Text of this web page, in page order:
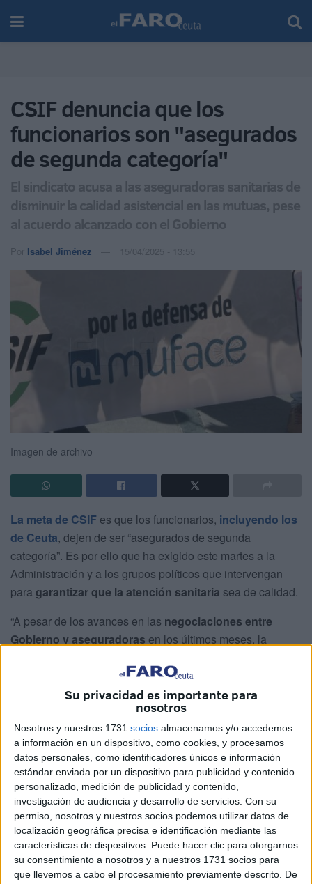
Su privacidad es importante para
nosotros
Nosotros y nuestros 1731 socios almacenamos y/o accedemos
a información en un dispositivo, como cookies, y procesamos
datos personales, como identificadores únicos e información
estándar enviada por un dispositivo para publicidad y contenido
personalizado, medición de publicidad y contenido,
investigación de audiencia y desarrollo de servicios. Con su
permiso, nosotros y nuestros socios podemos utilizar datos de
localización geográfica precisa e identificación mediante las
características de dispositivos. Puede hacer clic para otorgarnos
su consentimiento a nosotros y a nuestros 1731 socios para
que llevemos a cabo el procesamiento previamente descrito. De
CSIF denuncia que los
funcionarios son "asegurados
de segunda categoría"
El sindicato acusa a las aseguradoras sanitarias de
disminuir la calidad asistencial en las mutuas, pese
al acuerdo alcanzado con el Gobierno
Por Isabel Jiménez 15/04/2025 - 13:55
Imagen de archivo
La meta de CSIF es que los funcionarios, incluyendo los
de Ceuta, dejen de ser “asegurados de segunda
categoría”. Es por ello que ha exigido este martes a la
Administración y a los grupos políticos que intervengan
para garantizar que la atención sanitaria sea de calidad.
“A pesar de los avances en las negociaciones entre
Gobierno y aseguradoras en los últimos meses, la
siendo delicada, porque las aseguras no están
garantizando losniveles de calidad y la viabilidad del
, ha denunciado laCentral Sindical
Independiente y de Funcionarios.
Desde CSIFhan asegurado que cuentan con información
que revela que “las negociaciones entre aseguradoras y
proveedores sanitarios (asociaciones médicas y grupos
hospitalarios)” se encuentran en estos momentos en “una
situación muy delicada”, con una conclusión pautada para
el próximo 23 de abril.
El sindicato ha destacado que “pese a recibir un